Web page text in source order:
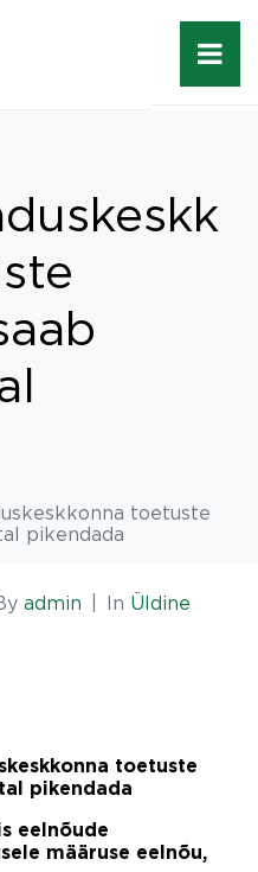
toetuste
pikendada
admin In Üldine
toetuste
pikendada
eelnõude
määruse eelnõu,